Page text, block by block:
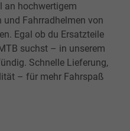
an hochwertigem
und Fahrradhelmen von
Egal ob du Ersatzteile
suchst – in unserem
Schnelle Lieferung,
– für mehr Fahrspaß